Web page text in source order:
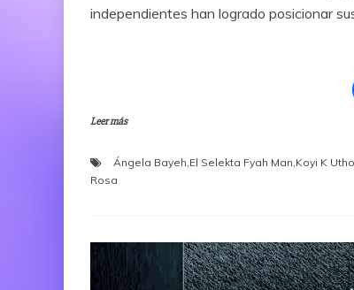
independientes han logrado posicionar
Leer más
Ángela Bayeh,El Selekta Fyah Man,Koyi K Utho
Rosa